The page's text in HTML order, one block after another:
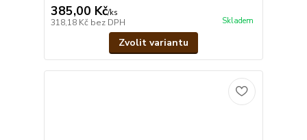
385,00 Kč/ks
318,18 Kč bez DPH Skladem
Zvolit variantu